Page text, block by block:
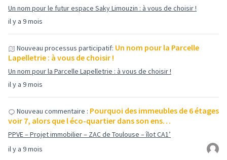
il y a 9 mois
Un nom pour le futur espace Saky Limouzin : à vous de choisir !
il y a 9 mois
Nouveau processus participatif: Un nom pour la Parcelle
Lapelletrie : à vous de choisir !
Un nom pour la Parcelle Lapelletrie : à vous de choisir !
il y a 9 mois
Nouveau commentaire : Pourquoi des immeubles de 6 étages
voir 7, alors que l éco-quartier dans son ens…
PPVE – Projet immobilier – ZAC de Toulouse – îlot CA1’